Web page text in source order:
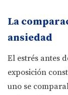
La
ansiedad
El estrés antes
exposición
uno se